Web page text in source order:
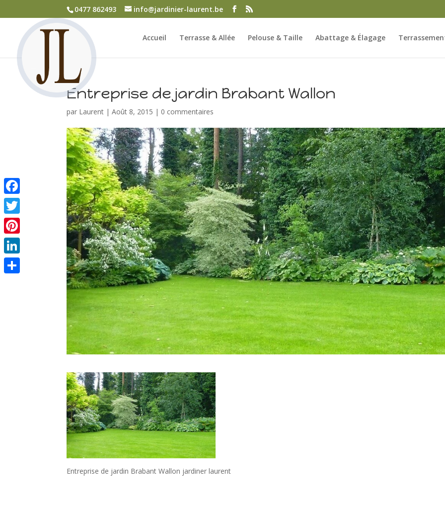
0477 862493 info@jardinier-laurent.be
Accueil Terrasse & Allée Pelouse & Taille Abattage & Élagage
Entreprise de jardin Brabant Wallon
par Laurent |Août 8, 2015 | 0 commentaires
Entreprise de jardin Brabant Wallon jardiner laurent
Facebook
Twitter
Pinterest
LinkedIn